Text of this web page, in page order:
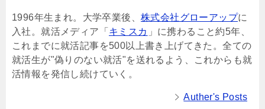
1996年生まれ。大学卒業後、 株式会社グローアップに
入社。就活メディア「 キミスカ 」に携わること約5年、
これまでに就活記事を500以上書き上げてきた。全ての
就活生が"偽りのない就活"を送れるよう、これからも就
活情報を発信し続けていく。
Auther's Posts